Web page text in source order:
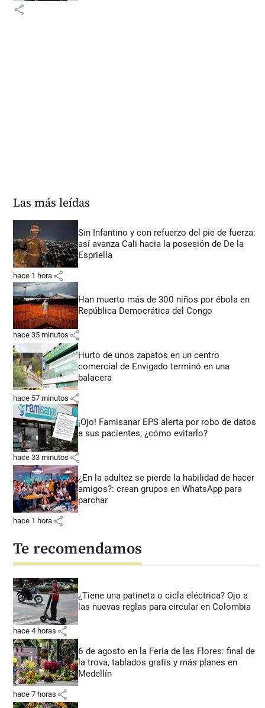
share
Las más leídas
Sin Infantino y con refuerzo del pie de fuerza:
así avanza Cali hacia la posesión de De la
Espriella
hace 1 hora share
Han muerto más de 300 niños por ébola en
República Democrática del Congo
hace 35 minutos share
Hurto de unos zapatos en un centro
comercial de Envigado terminó en una
balacera
hace 57 minutos share
¡Ojo! Famisanar EPS alerta por robo de datos
a sus pacientes, ¿cómo evitarlo?
hace 33 minutos share
¿En la adultez se pierde la habilidad de hacer
amigos?: crean grupos en WhatsApp para
parchar
hace 1 hora share
Te recomendamos
¿Tiene una patineta o cicla eléctrica? Ojo a
las nuevas reglas para circular en Colombia
hace 4 horas share
6 de agosto en la Feria de las Flores: final de
la trova, tablados gratis y más planes en
Medellín
hace 7 horas share